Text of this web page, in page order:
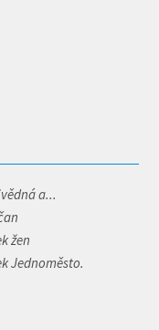
a...
žen
Jednoměsto.